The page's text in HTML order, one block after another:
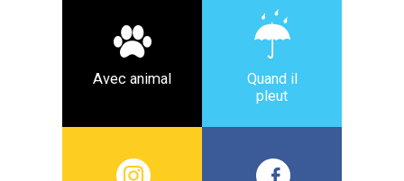
Avec animal
Quand il
pleut